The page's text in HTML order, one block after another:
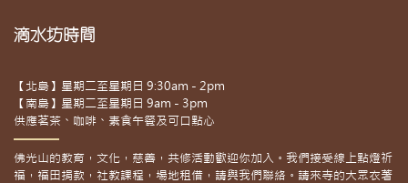
滴水坊時間
【北島】星期二至星期日 9:30am - 2pm
【南島】星期二至星期日 9am - 3pm
供應茗茶、咖啡、素食午餐及可口點心
佛光山的教育，文化，慈善，共修活動歡迎你加入。我們接受線上點燈祈
福，福田捐款，社教課程，場地租借，請與我們聯絡。請來寺的大眾衣著